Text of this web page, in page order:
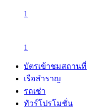
1
1
บัตรเข้าชมสถานที่
เรือสำราญ
รถเช่า
ทัวร์โปรโมชั่น